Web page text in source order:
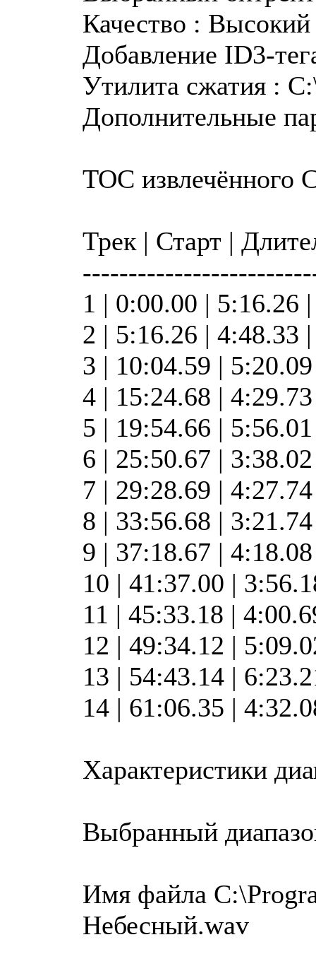
Качество : Высокий
Добавление ID3-
Утилита сжатия :
Дополнительные
TOC извлечённого
Трек | Старт |
1 | 0:00.00 | 5:16.26
2 | 5:16.26 | 4:48.33
3 | 10:04.59 |
4 | 15:24.68 |
5 | 19:54.66 |
6 | 25:50.67 |
7 | 29:28.69 |
8 | 33:56.68 |
9 | 37:18.67 |
10 | 41:37.00 |
11 | 45:33.18 |
12 | 49:34.12 |
13 | 54:43.14 |
14 | 61:06.35 |
Характеристики
Выбранный
Имя файла
Небесный.wav